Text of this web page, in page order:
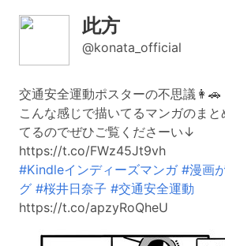
此方
@konata_official
交通安全運動ポスターの不思議👩🚗
こんな感じで描いてるマンガのま
てるのでぜひご覧くださーい↓
https://t.co/FWz45Jt9vh
#Kindleインディーズマンガ #漫画
グ #桜井日奈子 #交通安全運動
https://t.co/apzyRoQheU